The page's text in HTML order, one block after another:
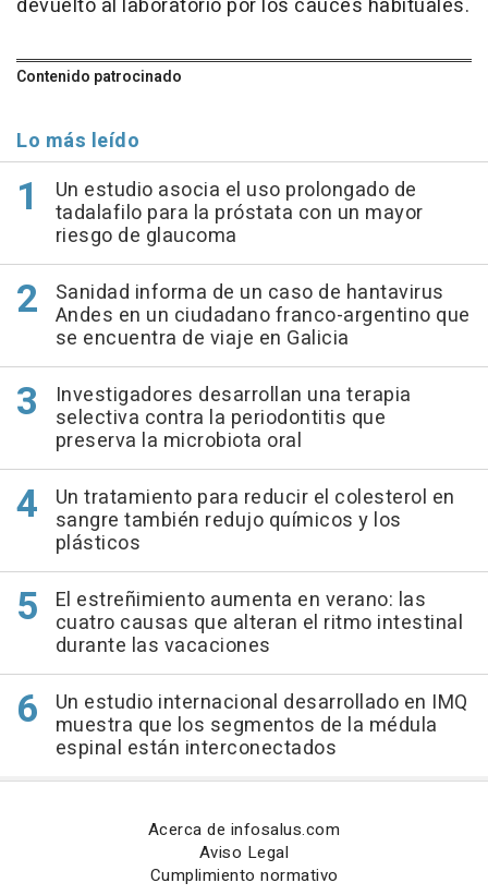
devuelto al laboratorio por los cauces habituales.
Contenido patrocinado
Lo más leído
Un estudio asocia el uso prolongado de
tadalafilo para la próstata con un mayor
riesgo de glaucoma
Sanidad informa de un caso de hantavirus
Andes en un ciudadano franco-argentino que
se encuentra de viaje en Galicia
Investigadores desarrollan una terapia
selectiva contra la periodontitis que
preserva la microbiota oral
Un tratamiento para reducir el colesterol en
sangre también redujo químicos y los
plásticos
El estreñimiento aumenta en verano: las
cuatro causas que alteran el ritmo intestinal
durante las vacaciones
Un estudio internacional desarrollado en IMQ
muestra que los segmentos de la médula
espinal están interconectados
Acerca de infosalus.com
Aviso Legal
Cumplimiento normativo